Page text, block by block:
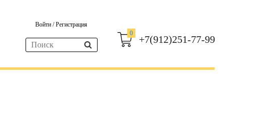
Войти /Регистрация
0
+7(912)251-77-99